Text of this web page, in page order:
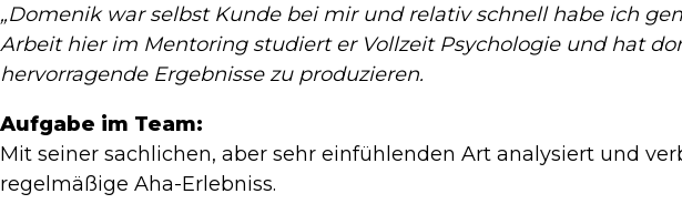
„Domenik war selbst Kunde bei mir und relativ schnell habe ich
Arbeit hier im Mentoring studiert er Vollzeit Psychologie und hat
hervorragende Ergebnisse zu produzieren.
Aufgabe im Team:
Mit seiner sachlichen, aber sehr einfühlenden Art analysiert und
regelmäßige Aha-Erlebniss.